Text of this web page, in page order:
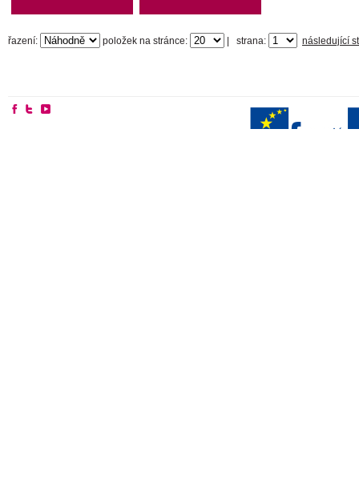
řazení: položek na stránce: strana: následující